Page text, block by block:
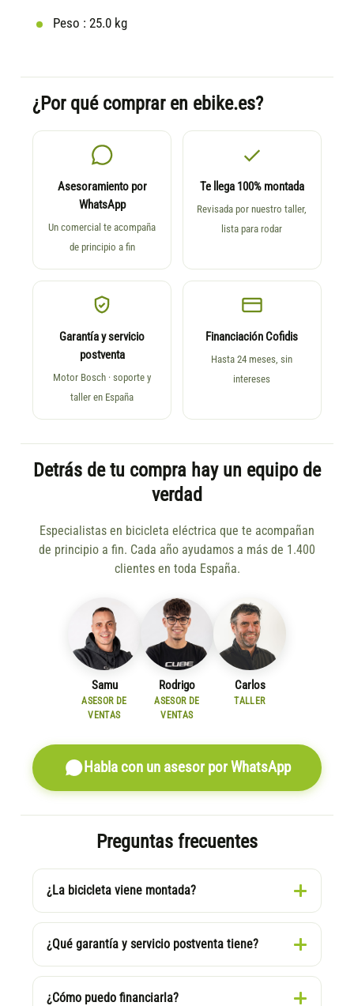
Peso :25.0 kg
¿Por qué comprar en ebike.es?
Asesoramiento por
WhatsApp
Un comercial te acompaña
de principio a fin
Te llega 100% montada
Revisada por nuestro taller,
lista para rodar
Garantía y servicio
postventa
Motor Bosch · soporte y
taller en España
Financiación Cofidis
Hasta 24 meses, sin
intereses
Detrás de tu compra hay un equipo de
verdad
Especialistas en bicicleta eléctrica que te acompañan
de principio a fin. Cada año ayudamos a más de 1.400
clientes en toda España.
Samu
ASESOR DE
VENTAS
Rodrigo
ASESOR DE
VENTAS
Carlos
TALLER
Habla con un asesor por WhatsApp
Preguntas frecuentes
¿La bicicleta viene montada?
¿Qué garantía y servicio postventa tiene?
¿Cómo puedo financiarla?